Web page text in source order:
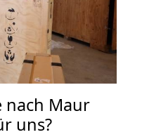
nach Maur
uns?